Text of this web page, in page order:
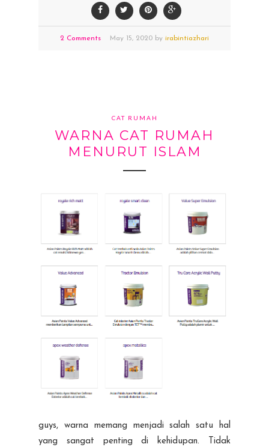
2 Comments May 15, 2020 by irabintiazhari
CAT RUMAH
WARNA CAT RUMAH
MENURUT ISLAM
guys, warna memang menjadi salah satu hal
yang sangat penting di kehidupan. Tidak